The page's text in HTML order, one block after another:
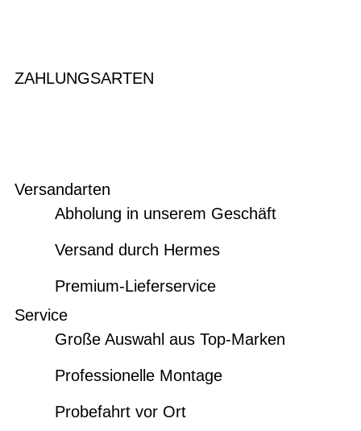
ZAHLUNGSARTEN
Versandarten
Abholung in unserem Geschäft
Versand durch Hermes
Premium-Lieferservice
Service
Große Auswahl aus Top-Marken
Professionelle Montage
Probefahrt vor Ort